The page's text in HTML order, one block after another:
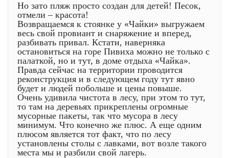
Но зато пляж просто создан для детей! Песок,
отмели – красота!
Возвращаемся к стоянке у «Чайки» выгружаем
весь свой провиант и снаряжение и вперед,
разбивать привал. Кстати, наверняка
остановиться на горе Пивиха можно не только с
палаткой, но и тут, в доме отдыха «Чайка».
Правда сейчас на территории проводится
реконструкция и в следующем году тут явно
будет и людей побольше и цены повыше.
Очень удивила чистота в лесу, при этом то тут,
то там на деревьях прикреплены огромные
мусорные пакеты, так что мусора в лесу
минимум. Что конечно же плюс. А еще одним
плюсом является тот факт, что по лесу
установлены столы с лавками, вот возле такого
места мы и разбили свой лагерь.